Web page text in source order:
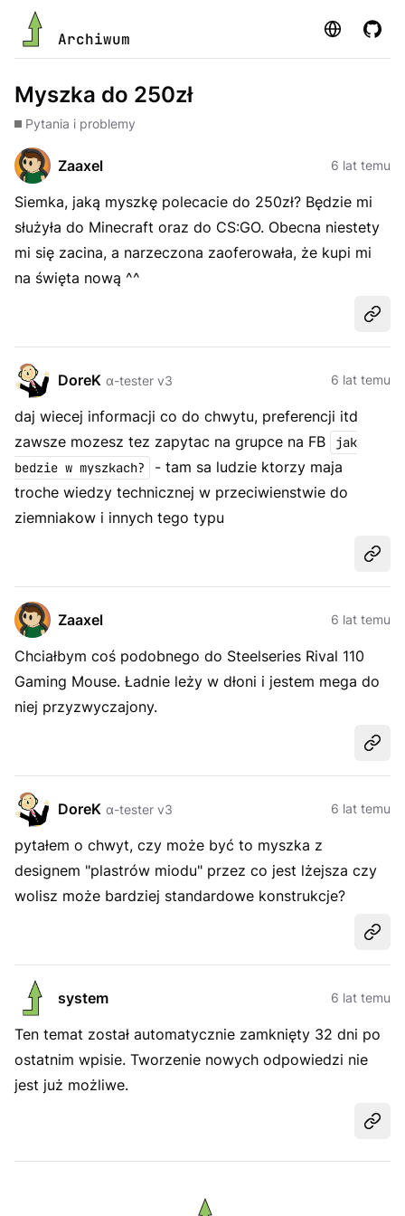
Archiwum Strona
Myszka do 250zł
Pytania i problemy
Zaaxel 6 lat temu
Siemka, jaką myszkę polecacie do 250zł? Będzie mi
służyła do Minecraft oraz do CS:GO. Obecna niestety
mi się zacina, a narzeczona zaoferowała, że kupi mi
na święta nową ^^
DoreK α-tester v3 6 lat temu
daj wiecej informacji co do chwytu, preferencji itd
zawsze mozesz tez zapytac na grupce na FB
jak
bedzie w myszkach?
- tam sa ludzie ktorzy maja
troche wiedzy technicznej w przeciwienstwie do
ziemniakow i innych tego typu
Zaaxel 6 lat temu
Chciałbym coś podobnego do Steelseries Rival 110
Gaming Mouse. Ładnie leży w dłoni i jestem mega do
niej przyzwyczajony.
DoreK α-tester v3 6 lat temu
pytałem o chwyt, czy może być to myszka z
designem "plastrów miodu" przez co jest lżejsza czy
wolisz może bardziej standardowe konstrukcje?
system 6 lat temu
Ten temat został automatycznie zamknięty 32 dni po
ostatnim wpisie. Tworzenie nowych odpowiedzi nie
jest już możliwe.